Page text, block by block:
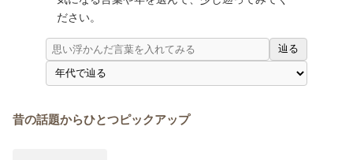
ださい。
辿る
昔の話題からひとつピックアップ